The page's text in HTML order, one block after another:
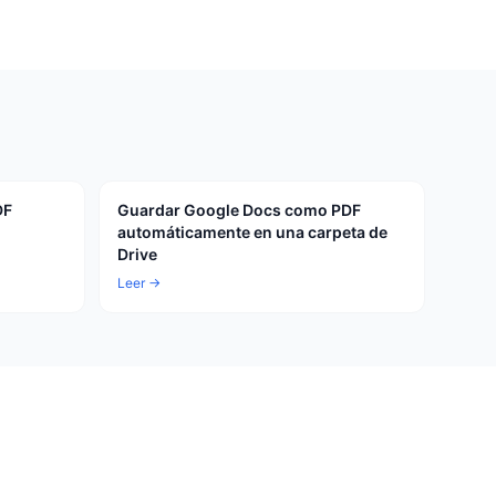
Guardar Google Docs como PDF
automáticamente en una carpeta de
Drive
Leer →